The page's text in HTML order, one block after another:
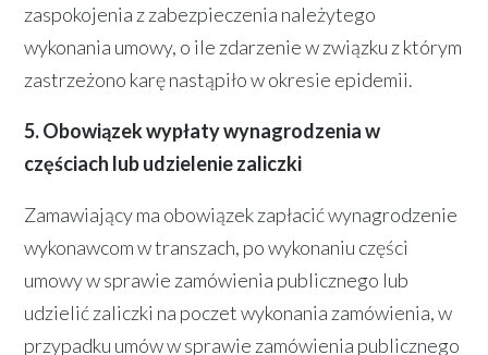
zaspokojenia z zabezpieczenia należytego
wykonania umowy, o ile zdarzenie w związku z którym
zastrzeżono karę nastąpiło w okresie epidemii.
5. Obowiązek wypłaty wynagrodzenia w
częściach lub udzielenie zaliczki
Zamawiający ma obowiązek zapłacić wynagrodzenie
wykonawcom w transzach, po wykonaniu części
umowy w sprawie zamówienia publicznego lub
udzielić zaliczki na poczet wykonania zamówienia, w
przypadku umów w sprawie zamówienia publicznego